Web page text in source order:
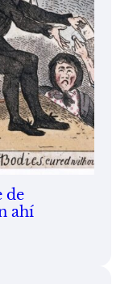
de
ahí